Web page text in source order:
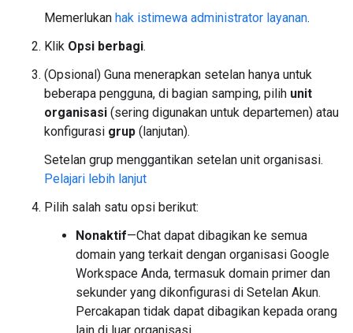
Memerlukan hak istimewa administrator layanan.
Klik Opsi berbagi.
(Opsional) Guna menerapkan setelan hanya untuk
beberapa pengguna, di bagian samping, pilih unit
organisasi (sering digunakan untuk departemen) atau
konfigurasi grup (lanjutan).
Setelan grup menggantikan setelan unit organisasi.
Pelajari lebih lanjut
Pilih salah satu opsi berikut:
Nonaktif—Chat dapat dibagikan ke semua
domain yang terkait dengan organisasi Google
Workspace Anda, termasuk domain primer dan
sekunder yang dikonfigurasi di Setelan Akun.
Percakapan tidak dapat dibagikan kepada orang